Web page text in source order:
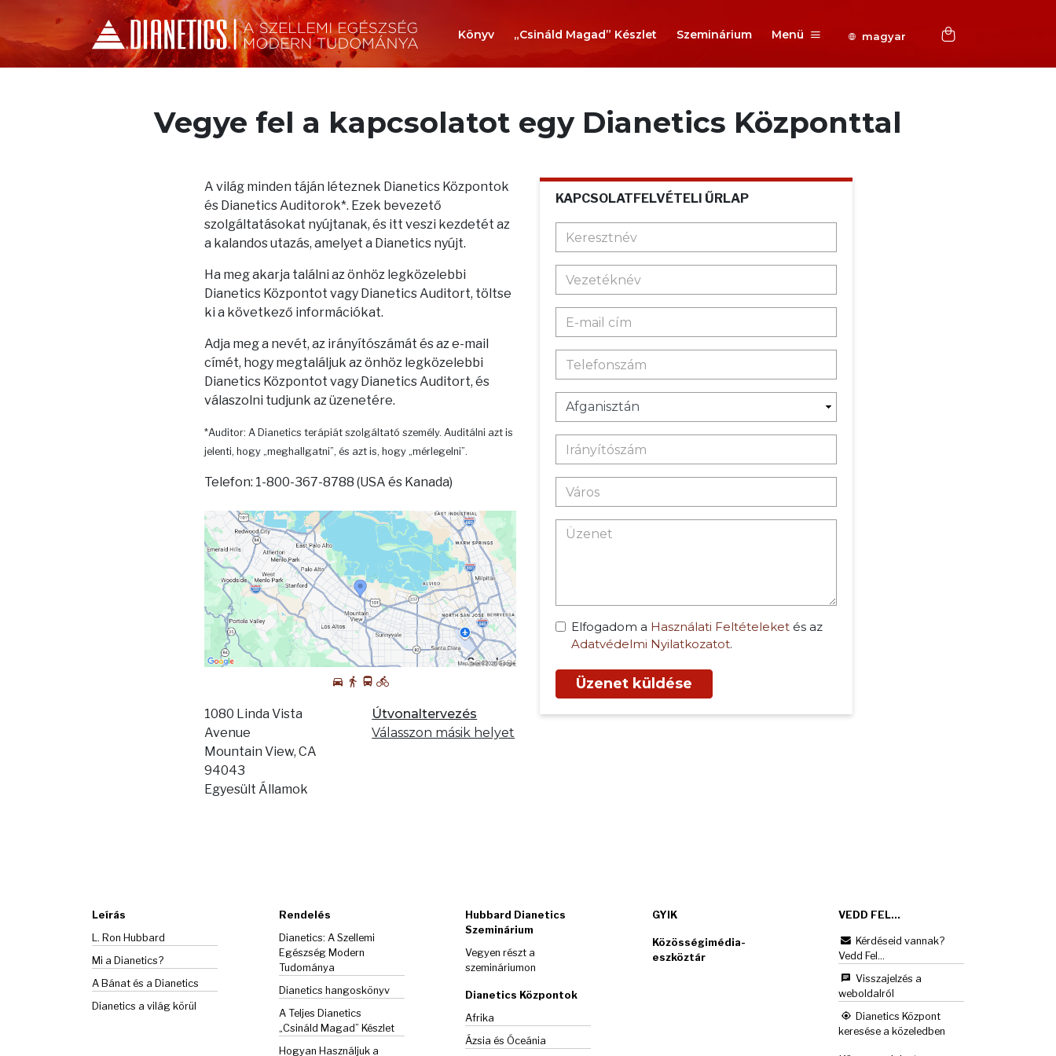
Könyv „Csináld Magad” Készlet Szeminárium Menü magyar
Vegye fel a kapcsolatot egy Dianetics Központtal
A világ minden táján léteznek Dianetics Központok
és Dianetics Auditorok*. Ezek bevezető
szolgáltatásokat nyújtanak, és itt veszi kezdetét az
a kalandos utazás, amelyet a Dianetics nyújt.
Ha meg akarja találni az önhöz legközelebbi
Dianetics Központot vagy Dianetics Auditort, töltse
ki a következő információkat.
Adja meg a nevét, az irányítószámát és az e-mail
címét, hogy megtaláljuk az önhöz legközelebbi
Dianetics Központot vagy Dianetics Auditort, és
válaszolni tudjunk az üzenetére.
*Auditor: A Dianetics terápiát szolgáltató személy. Auditálni azt is
jelenti, hogy „meghallgatni”, és azt is, hogy „mérlegelni”.
Telefon: 1-800-367-8788 (USA és Kanada)
1080 Linda Vista
Avenue
Mountain View, CA
94043
Egyesült Államok
Útvonaltervezés
Válasszon másik helyet
KAPCSOLATFELVÉTELI ŰRLAP
Elfogadom a Használati Feltételeket és az
Adatvédelmi Nyilatkozatot.
Üzenet küldése
Leírás
L. Ron Hubbard
Mi a Dianetics?
A Bánat és a Dianetics
Dianetics a világ körül
Rendelés
Dianetics: A Szellemi
Egészség Modern
Tudománya
Dianetics hangoskönyv
A Teljes Dianetics
„Csináld Magad” Készlet
Hogyan Használjuk a
Hubbard Dianetics
Szeminárium
Vegyen részt a
szemináriumon
Dianetics Központok
Afrika
Ázsia és Óceánia
GYIK
Közösségimédia-
eszköztár
VEDD FEL...
Kérdéseid vannak?
Vedd Fel...
Visszajelzés a
weboldalról
Dianetics Központ
keresése a közeledben